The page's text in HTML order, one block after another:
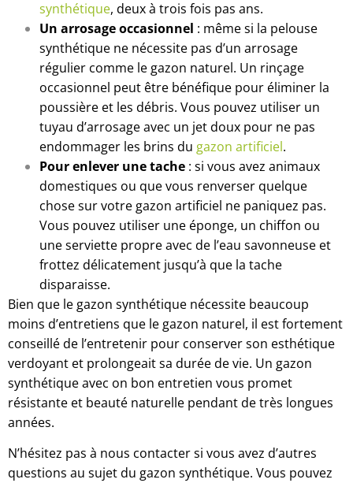
synthétique, deux à trois fois pas ans.
Un arrosage occasionnel : même si la pelouse
synthétique ne nécessite pas d’un arrosage
régulier comme le gazon naturel. Un rinçage
occasionnel peut être bénéfique pour éliminer la
poussière et les débris. Vous pouvez utiliser un
tuyau d’arrosage avec un jet doux pour ne pas
endommager les brins du gazon artificiel.
Pour enlever une tache : si vous avez animaux
domestiques ou que vous renverser quelque
chose sur votre gazon artificiel ne paniquez pas.
Vous pouvez utiliser une éponge, un chiffon ou
une serviette propre avec de l’eau savonneuse et
frottez délicatement jusqu’à que la tache
disparaisse.
Bien que le gazon synthétique nécessite beaucoup
moins d’entretiens que le gazon naturel, il est fortement
conseillé de l’entretenir pour conserver son esthétique
verdoyant et prolongeait sa durée de vie. Un gazon
synthétique avec on bon entretien vous promet
résistante et beauté naturelle pendant de très longues
années.
N’hésitez pas à nous contacter si vous avez d’autres
questions au sujet du gazon synthétique. Vous pouvez